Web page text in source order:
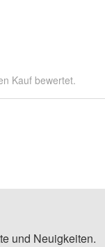
Kauf bewertet.
und Neuigkeiten.